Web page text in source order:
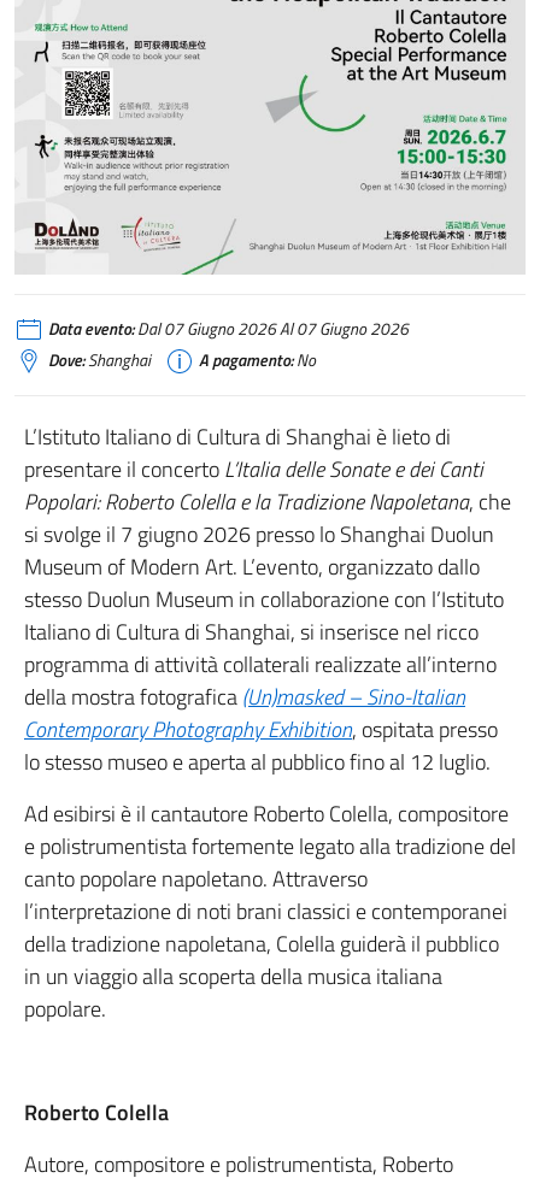
Data evento:Dal 07 Giugno 2026 Al 07 Giugno 2026
Dove:Shanghai A pagamento:No
L’Istituto Italiano di Cultura di Shanghai è lieto di
presentare il concertoL’Italia delle Sonate e dei Canti
Popolari: Roberto Colella e la Tradizione Napoletana, che
si svolge il 7 giugno 2026 presso lo Shanghai Duolun
Museum of Modern Art. L’evento, organizzato dallo
stesso Duolun Museum in collaborazione con l’Istituto
Italiano di Cultura di Shanghai, si inserisce nel ricco
programma di attività collaterali realizzate all’interno
della mostra fotografica(Un)masked – Sino-Italian
Contemporary Photography Exhibition, ospitata presso
lo stesso museo e aperta al pubblico fino al 12 luglio.
Ad esibirsi è il cantautore Roberto Colella, compositore
e polistrumentista fortemente legato alla tradizione del
canto popolare napoletano. Attraverso
l’interpretazione di noti brani classici e contemporanei
della tradizione napoletana, Colella guiderà il pubblico
in un viaggio alla scoperta della musica italiana
popolare.
Roberto Colella
Autore, compositore e polistrumentista, Roberto